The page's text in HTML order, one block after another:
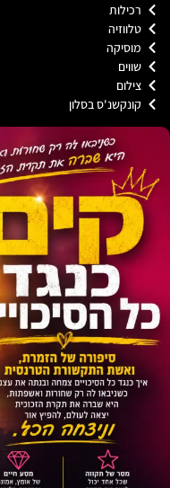
בסלון